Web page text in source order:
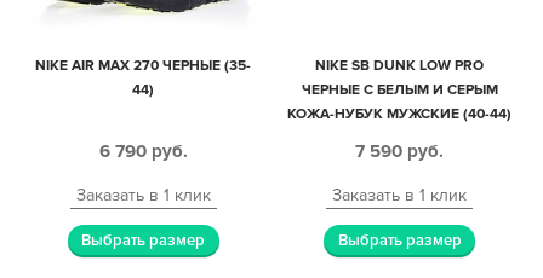
NIKE AIR MAX 270 ЧЕРНЫЕ (35-
44)
6 790 руб.
Заказать в 1 клик
Выбрать размер
NIKE SB DUNK LOW PRO
ЧЕРНЫЕ С БЕЛЫМ И СЕРЫМ
КОЖА-НУБУК МУЖСКИЕ (40-44)
7 590 руб.
Заказать в 1 клик
Выбрать размер